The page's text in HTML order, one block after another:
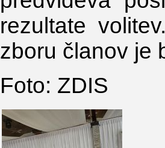
rezultate
zboru članov je
Foto: ZDIS